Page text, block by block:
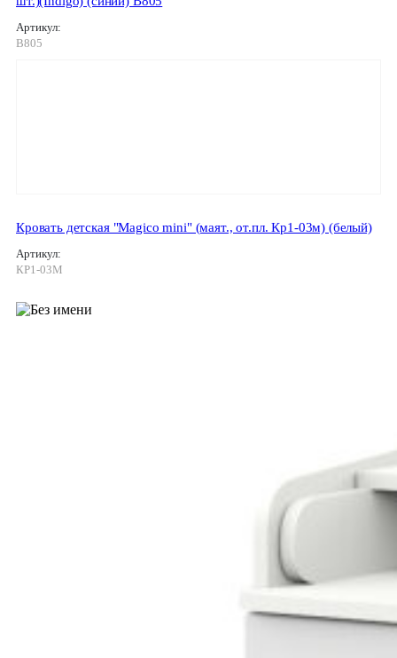
Артикул:
B805
Кровать детская "Magico mini" (маят., от.пл. Кр1-03м) (белый)
Артикул:
КР1-03М